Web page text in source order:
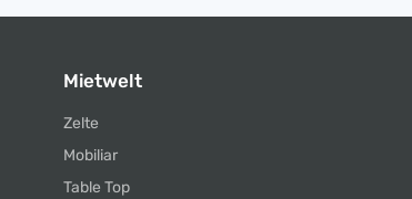
Mietwelt
Zelte
Mobiliar
Table Top